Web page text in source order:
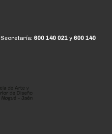
Secretaría: 600 140 021 y 600 140